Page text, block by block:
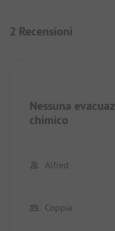
2 Recensioni
Nessuna
chimico
Alfred
Coppia